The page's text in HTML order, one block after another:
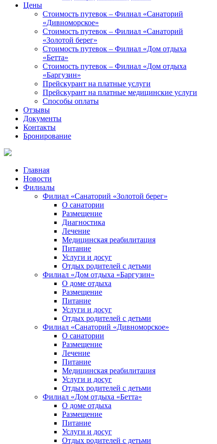
Цены
Стоимость путевок – Филиал «Санаторий
«Дивноморское»
Стоимость путевок – Филиал «Санаторий
«Золотой берег»
Стоимость путевок – Филиал «Дом отдыха
«Бетта»
Стоимость путевок – Филиал «Дом отдыха
«Баргузин»
Прейскурант на платные услуги
Прейскурант на платные медицинские услуги
Способы оплаты
Отзывы
Документы
Контакты
Бронирование
Главная
Новости
Филиалы
Филиал «Санаторий «Золотой берег»
О санатории
Размещение
Диагностика
Лечение
Медицинская реабилитация
Питание
Услуги и досуг
Отдых родителей с детьми
Филиал «Дом отдыха «Баргузин»
О доме отдыха
Размещение
Питание
Услуги и досуг
Отдых родителей с детьми
Филиал «Санаторий «Дивноморское»
О санатории
Размещение
Лечение
Питание
Медицинская реабилитация
Услуги и досуг
Отдых родителей с детьми
Филиал «Дом отдыха «Бетта»
О доме отдыха
Размещение
Питание
Услуги и досуг
Отдых родителей с детьми